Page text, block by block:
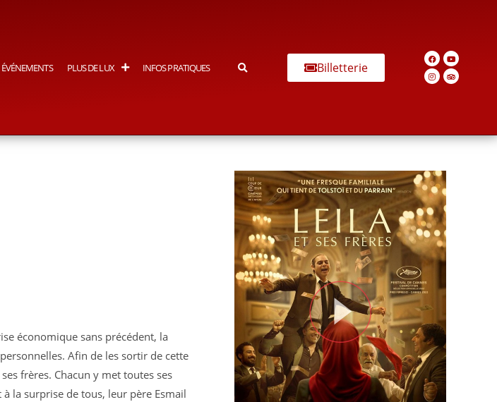
ÉVÉNEMENTS PLUS DE LUX INFOS PRATIQUES Billetterie
économique sans précédent, la
Afin de les sortir de cette
frères. Chacun y met toutes ses
la surprise de tous, leur père Esmail